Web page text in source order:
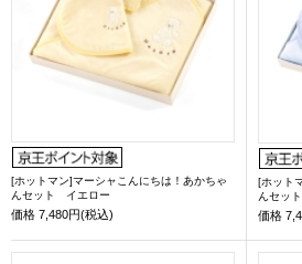
[ホットマン]マーシャこんにちは！あかちゃ
んセット イエロー
価格 7,480円(税込)
[ホット
んセッ
価格